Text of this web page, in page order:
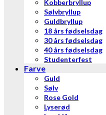
Kobberbryllup
Sølvbryllup
Guldbryllup
18 års fødselsdag
30 års fødselsdag
40 års fødselsdag
Studenterfest
Farve
Guld
Sølv
Rose Gold
Lyserød